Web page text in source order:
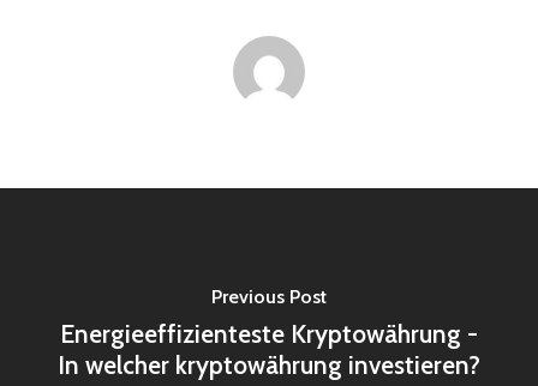
Previous Post
Energieeffizienteste Kryptowährung -
In welcher kryptowährung investieren?